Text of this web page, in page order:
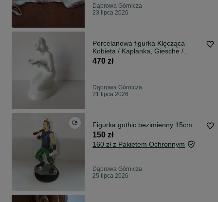
Dąbrowa Górnicza
23 lipca 2026
Porcelanowa figurka Klęcząca
Kobieta / Kapłanka, Giesche /
Bogucice, stara porcelana
470 zł
Dąbrowa Górnicza
21 lipca 2026
Figurka gothic bezimienny 15cm
150 zł
160 zł z Pakietem Ochronnym
Dąbrowa Górnicza
25 lipca 2026